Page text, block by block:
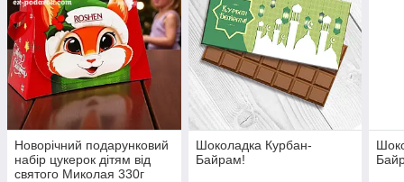
Новорічний подарунковий
набір цукерок дітям від
святого Миколая 330г
Шоколадка Курбан-
Байрам!